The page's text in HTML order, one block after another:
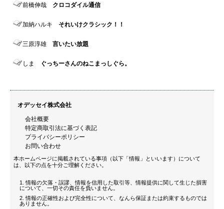
前橋伸哉 クロコダイル通信
加納ハルキ それいけクラシック！！
三原淳雄 言いたい放題
しま ぐっちーさんのねこまっしぐら。
オデッセイ株式会社
会社概要
特定商取引法に基づく表記
プライバシーポリシー
お問い合わせ
本ホームページに掲載されている事項（以下「情報」といいます）について
は、以下の点を十分ご理解ください。
情報の欠落・誤謬、情報を信用した取引等、情報提供に関して生じた損害
について、一切その責任を負いません。
情報の正確性および完全性について、なんら保証または約束するものでは
ありません。